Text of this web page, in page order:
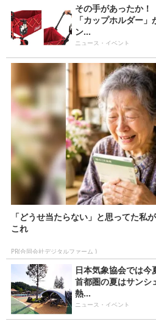
その手があったか
「カップホルダー
ン...
ニュース・イベント
「どうせ当たらない」と思ってた私
これ
PR(合同会社デジタルファーム )
日本気象協会では
首都圏の夏はサンシ
熱...
ニュース・イベント